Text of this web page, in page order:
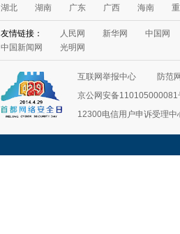
湖北
湖南 广东 广西 海南
友情链接： 人民网 新华网
中国网
中国新闻网
光明网
互联网举报中心
防范
京公网安备110105000081
12300电信用户申诉受理中